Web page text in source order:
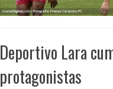
Deportivo Lara
protagonistas